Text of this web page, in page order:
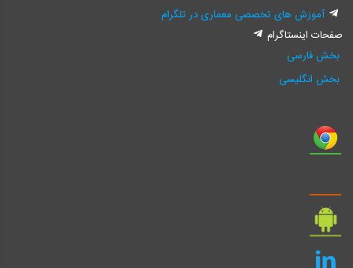
آموزش های تخصصی معماری در تلگرام
صفحات اینستاگرام
بخش فارسی
بخش انگلیسی